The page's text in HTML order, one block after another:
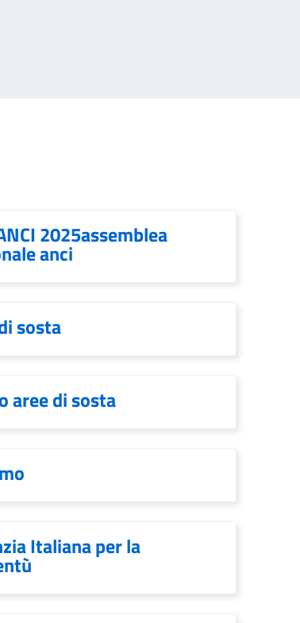
2025assemblea
anci
sosta
aree di sosta
Italiana per la